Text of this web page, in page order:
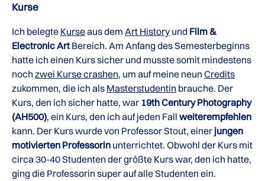
Kurse
Ich belegte Kurseaus dem Art Historyund Film &
Electronic ArtBereich. Am Anfang des Semesterbeginns
hatte ich einen Kurs sicher und musste somit mindestens
noch zwei Kurse crashen, um auf meine neun Credits
zukommen, die ich als Masterstudentin brauche. Der
Kurs, den ich sicher hatte, war 19th Century Photography
(AH500), ein Kurs, den ich auf jeden Fall weiterempfehlen
kann. Der Kurs wurde von Professor Stout, einer jungen
motivierten Professorin unterrichtet. Obwohl der Kurs mit
circa 30-40 Studenten der größte Kurs war, den ich hatte,
ging die Professorin super auf alle Studenten ein.